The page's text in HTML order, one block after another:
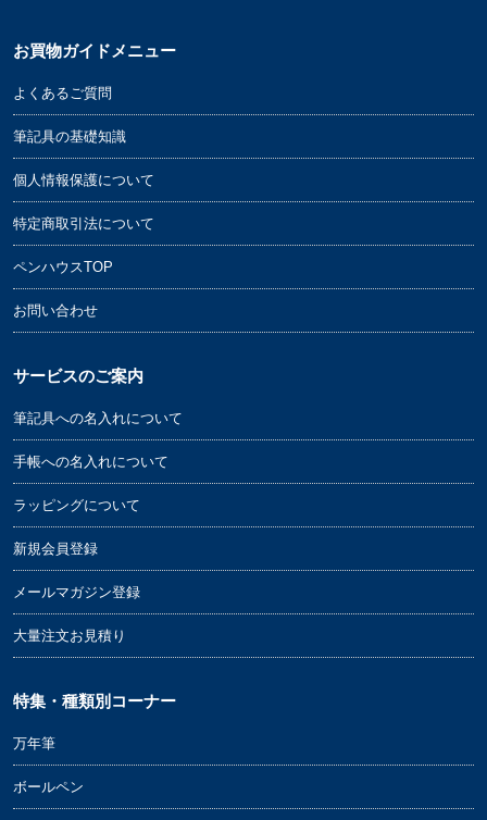
お買物ガイドメニュー
よくあるご質問
筆記具の基礎知識
個人情報保護について
特定商取引法について
ペンハウスTOP
お問い合わせ
サービスのご案内
筆記具への名入れについて
手帳への名入れについて
ラッピングについて
新規会員登録
メールマガジン登録
大量注文お見積り
特集・種類別コーナー
万年筆
ボールペン